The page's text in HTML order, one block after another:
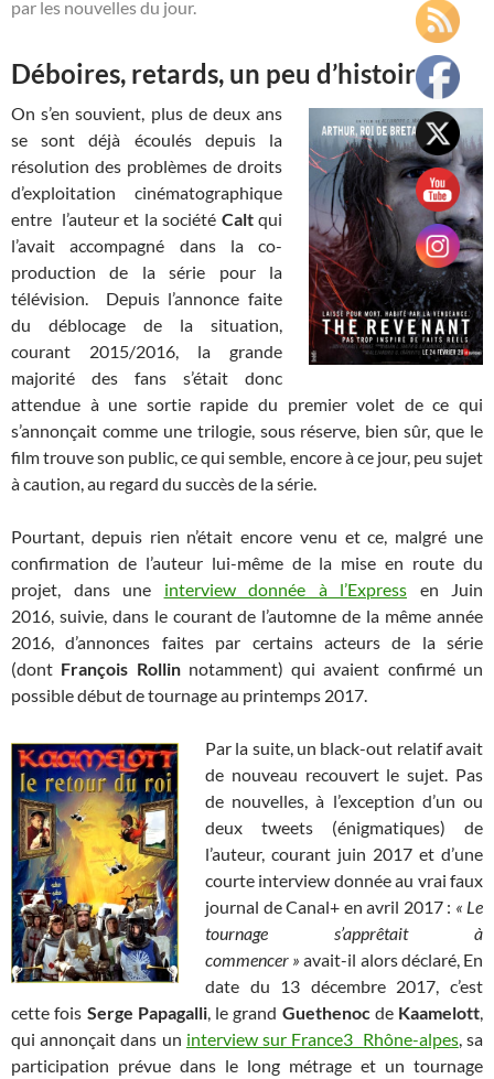
par les nouvelles du jour.
Déboires, retards, un peu d’histoire
On s’en souvient, plus de deux ans
se sont déjà écoulés depuis la
résolution des problèmes de droits
d’exploitation cinématographique
entre l’auteur et la société Caltqui
l’avait accompagné dans la co-
production de la série pour la
télévision. Depuis l’annonce faite
du déblocage de la situation,
courant 2015/2016, la grande
majorité des fans s’était donc
attendue à une sortie rapide du premier volet de ce qui
s’annonçait comme une trilogie, sous réserve, bien sûr, que le
film trouve son public, ce qui semble, encore à ce jour, peu sujet
à caution, au regard du succès de la série.
Pourtant, depuis rien n’était encore venu et ce, malgré une
confirmation de l’auteur lui-même de la mise en route du
projet, dans une interview donnée à l’Express en Juin
2016, suivie, dans le courant de l’automne de la même année
2016, d’annonces faites par certains acteurs de la série
(dont François Rollinnotamment) qui avaient confirmé un
possible début de tournage au printemps 2017.
Par la suite, un black-out relatif avait
de nouveau recouvert le sujet. Pas
de nouvelles, à l’exception d’un ou
deux tweets (énigmatiques) de
l’auteur, courant juin 2017 et d’une
courte interview donnée au vrai faux
journal de Canal+ en avril 2017 : « Le
tournage s’apprêtait à
commencer »avait-il alors déclaré, En
date du 13 décembre 2017, c’est
cette fois Serge Papagalli, le grand Guethenoc de Kaamelott
qui annonçait dans un interview sur France3 Rhône-alpes, sa
participation prévue dans le long métrage et un tournage